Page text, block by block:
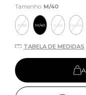
Tamanho: M/40
P/38 M/40 G/42 GG/44
TABELA DE MEDIDAS